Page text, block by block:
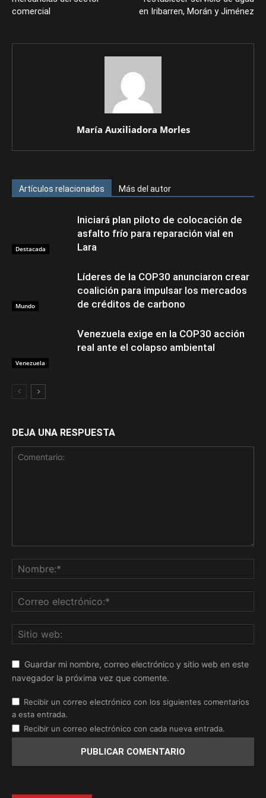
comercial
en Iribarren, Morán y Jiménez
María Auxiliadora Morles
Artículos relacionados Más del autor
Destacada
Iniciará plan piloto de colocación de
asfalto frío para reparación vial en
Lara
Mundo
Líderes de la COP30 anunciaron crear
coalición para impulsar los mercados
de créditos de carbono
Venezuela
Venezuela exige en la COP30 acción
real ante el colapso ambiental
DEJA UNA RESPUESTA
Guardar mi nombre, correo electrónico y sitio web en este
navegador la próxima vez que comente.
Recibir un correo electrónico con los siguientes comentarios
a esta entrada.
Recibir un correo electrónico con cada nueva entrada.